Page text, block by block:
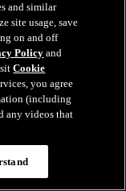
del mundo
transmisiones y 14
and similar
site usage, save
on and off
Policyand
Cookie
you agree
(including
any videos that